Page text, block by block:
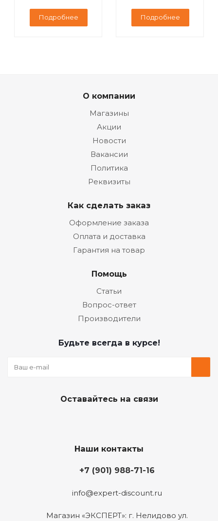
Подробнее Подробнее
О компании
Магазины
Акции
Новости
Вакансии
Политика
Реквизиты
Как сделать заказ
Оформление заказа
Оплата и доставка
Гарантия на товар
Помощь
Статьи
Вопрос-ответ
Производители
Будьте всегда в курсе!
Оставайтесь на связи
Наши контакты
+7 (901) 988-71-16
info@expert-discount.ru
Магазин «ЭКСПЕРТ»: г. Нелидово ул.